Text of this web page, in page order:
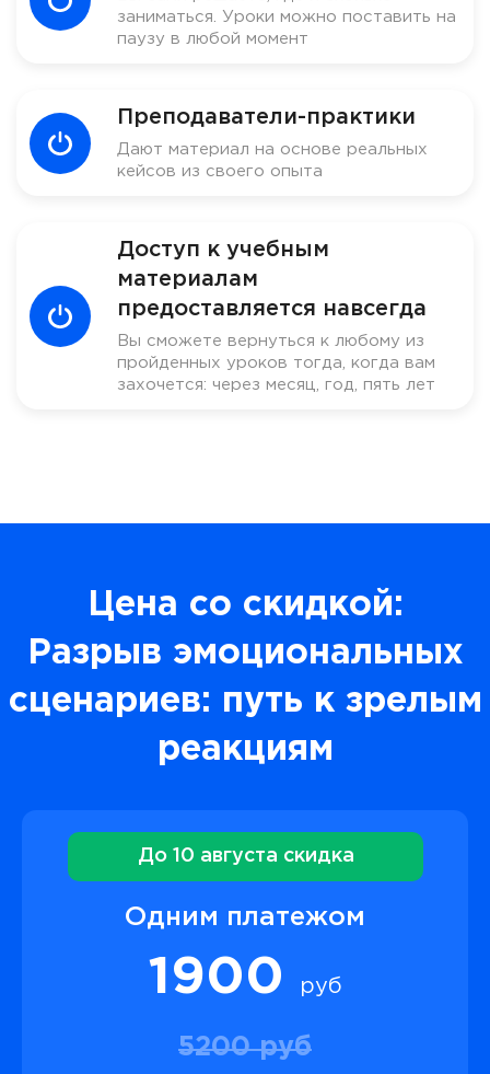
заниматься. Уроки можно поставить на
паузу в любой момент
Преподаватели-практики
Дают материал на основе реальных
кейсов из своего опыта
Доступ к учебным
материалам
предоставляется навсегда
Вы сможете вернуться к любому из
пройденных уроков тогда, когда вам
захочется: через месяц, год, пять лет
Цена со скидкой:
Разрыв эмоциональных
сценариев: путь к зрелым
реакциям
До 10 августа скидка
Одним платежом
1900 руб
5200 руб